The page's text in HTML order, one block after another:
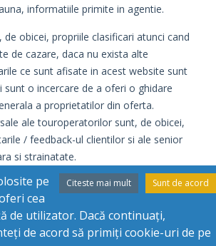
informatiile primite in agentie.
obicei, propriile clasificari atunci cand
de cazare, daca nu exista alte
ce sunt afisate in acest website sunt
sunt o incercare de a oferi o ghidare
a proprietatilor din oferta.
ale touroperatorilor sunt, de obicei,
/ feedback-ul clientilor si ale senior
si strainatate.
oficiale sunt date de catre
tara si au tendinta de a da o
pe standardele relative din tara
Sunt de acord
Citeste mai mult
pe
cea
de utilizator. Dacă continuați,
de acord să primiți cookie-uri de pe